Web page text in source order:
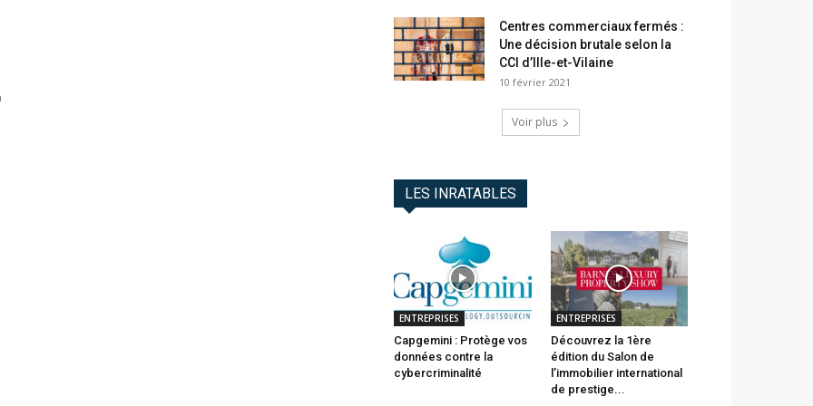
Centres commerciaux fermés :
Une décision brutale selon la
CCI d’Ille-et-Vilaine
10 février 2021
Voir plus
LES INRATABLES
ENTREPRISES
Capgemini : Protège vos
données contre la
cybercriminalité
ENTREPRISES
Découvrez la 1ère
édition du Salon de
l’immobilier international
de prestige...